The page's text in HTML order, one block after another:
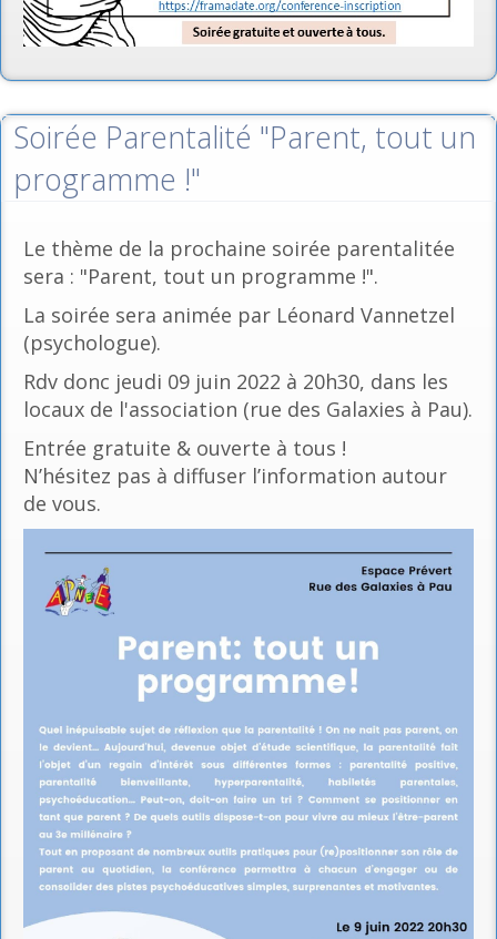
Soirée Parentalité "Parent, tout un
programme !"
Le thème de la prochaine soirée parentalitée
sera : "Parent, tout un programme !".
La soirée sera animée par Léonard Vannetzel
(psychologue).
Rdv donc jeudi 09 juin 2022 à 20h30, dans les
locaux de l'association (rue des Galaxies à Pau).
Entrée gratuite & ouverte à tous !
N’hésitez pas à diffuser l’information autour
de vous.